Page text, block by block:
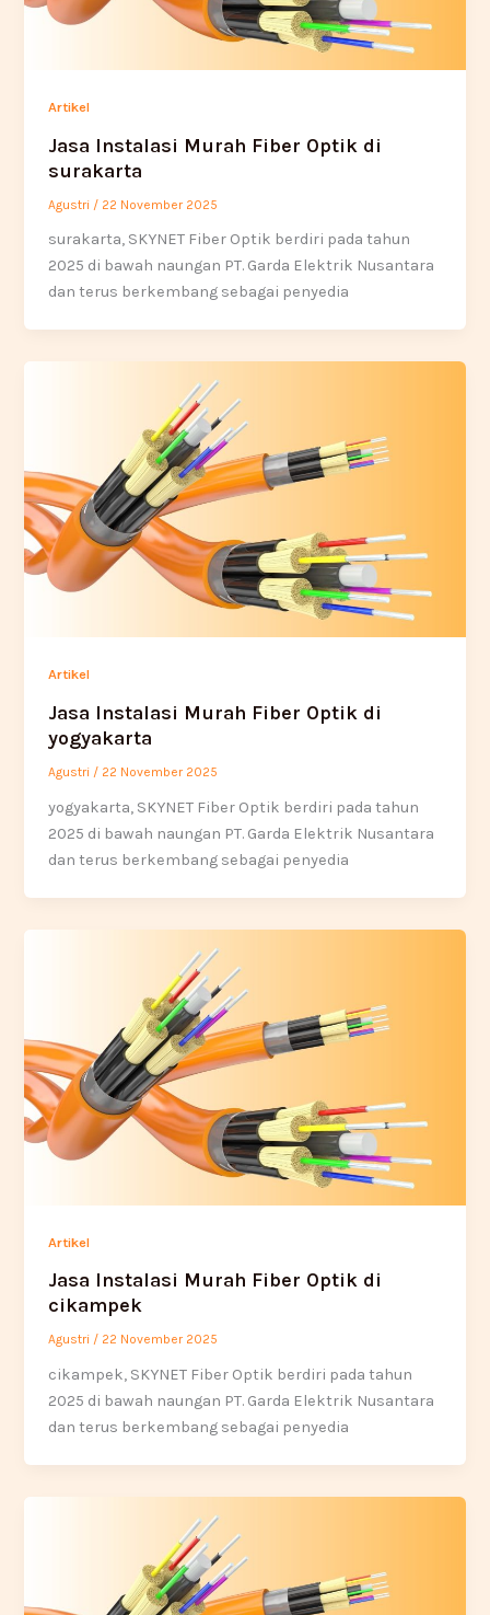
Artikel
Jasa Instalasi Murah Fiber Optik di
surakarta
Agustri / 22 November 2025
surakarta, SKYNET Fiber Optik berdiri pada tahun
2025 di bawah naungan PT. Garda Elektrik Nusantara
dan terus berkembang sebagai penyedia
Artikel
Jasa Instalasi Murah Fiber Optik di
yogyakarta
Agustri / 22 November 2025
yogyakarta, SKYNET Fiber Optik berdiri pada tahun
2025 di bawah naungan PT. Garda Elektrik Nusantara
dan terus berkembang sebagai penyedia
Artikel
Jasa Instalasi Murah Fiber Optik di
cikampek
Agustri / 22 November 2025
cikampek, SKYNET Fiber Optik berdiri pada tahun
2025 di bawah naungan PT. Garda Elektrik Nusantara
dan terus berkembang sebagai penyedia